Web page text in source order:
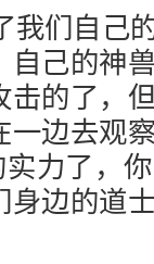
们自己
己的神
的了，
边去观
力了，
边的道